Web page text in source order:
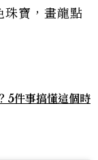
珠寶，畫龍點
5件事搞懂這個時